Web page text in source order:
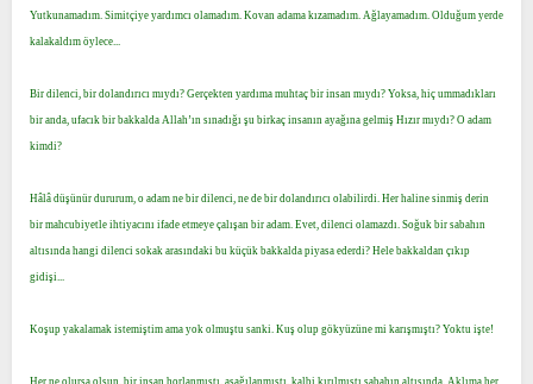
Yutkunamadım. Simitçiye yardımcı olamadım. Kovan adama kızamadım. Ağlayamadım. Olduğum yerde
kalakaldım öylece...
Bir dilenci, bir dolandırıcı mıydı? Gerçekten yardıma muhtaç bir insan mıydı? Yoksa, hiç ummadıkları
bir anda, ufacık bir bakkalda Allah’ın sınadığı şu birkaç insanın ayağına gelmiş Hızır mıydı? O adam
kimdi?
Hâlâ düşünür dururum, o adam ne bir dilenci, ne de bir dolandırıcı olabilirdi. Her haline sinmiş derin
bir mahcubiyetle ihtiyacını ifade etmeye çalışan bir adam. Evet, dilenci olamazdı. Soğuk bir sabahın
altısında hangi dilenci sokak arasındaki bu küçük bakkalda piyasa ederdi? Hele bakkaldan çıkıp
gidişi...
Koşup yakalamak istemiştim ama yok olmuştu sanki. Kuş olup gökyüzüne mi karışmıştı? Yoktu işte!
Her ne olursa olsun, bir insan horlanmıştı, aşağılanmıştı, kalbi kırılmıştı sabahın altısında. Aklıma her